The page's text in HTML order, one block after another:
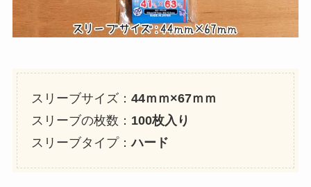
スリーブサイズ： 44ｍｍ×67ｍｍ
スリーブの枚数： 100枚入り
スリーブタイプ：ハード